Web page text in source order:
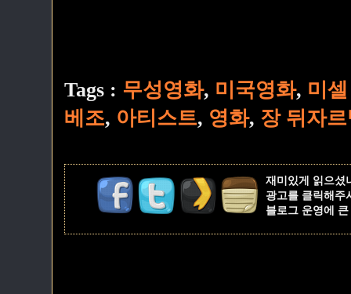
Tags : 무성영화, 미국영화, 미
베조, 아티스트, 영화, 장 뒤자
재미있게 읽으셨
광고를 클릭해주
블로그 운영에